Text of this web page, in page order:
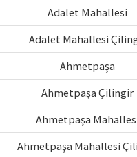
Adalet Mahallesi
Adalet Mahallesi
Ahmetpaşa
Ahmetpaşa Çilingir
Ahmetpaşa
Ahmetpaşa Mahallesi